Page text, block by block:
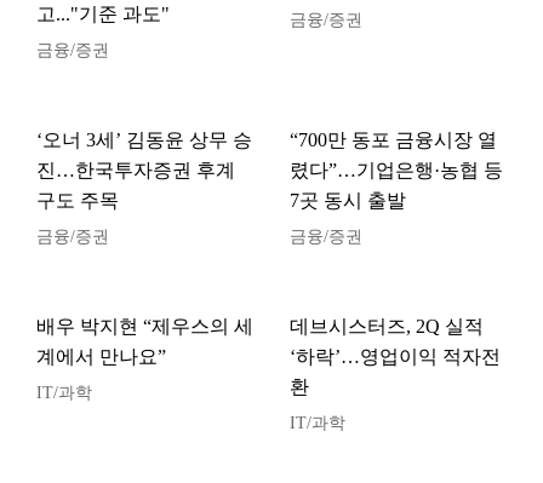
고..."기준 과도"
금융/증권
금융/증권
‘오너 3세’ 김동윤 상무 승
진…한국투자증권 후계
구도 주목
금융/증권
“700만 동포 금융시장 열
렸다”…기업은행·농협 등
7곳 동시 출발
금융/증권
배우 박지현 “제우스의 세
계에서 만나요”
IT/과학
데브시스터즈, 2Q 실적
‘하락’…영업이익 적자전
환
IT/과학